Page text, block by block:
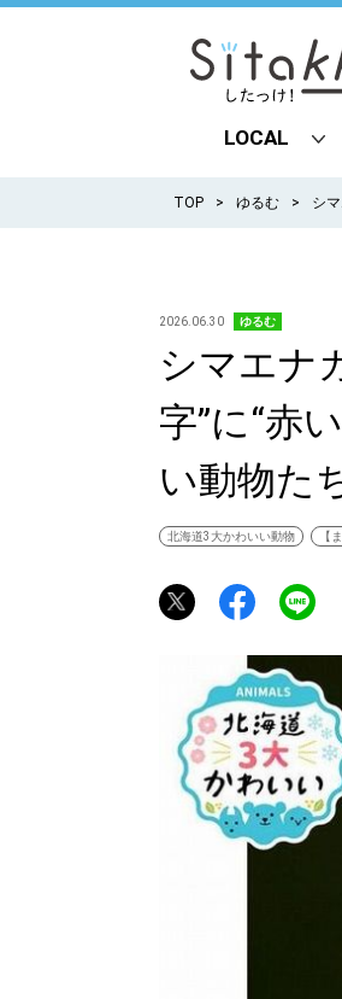
LOCAL
all
道北
道南
道東
道央
TOP ゆるむ シ
2026.06.30 ゆるむ
シマエナ
字”に“赤
い動物た
北海道3大かわいい動物 【